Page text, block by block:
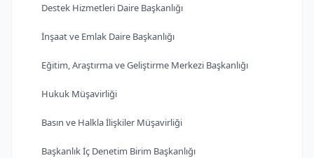
Destek Hizmetleri Daire Başkanlığı
İnşaat ve Emlak Daire Başkanlığı
Eğitim, Araştırma ve Geliştirme Merkezi Başkanlığı
Hukuk Müşavirliği
Basın ve Halkla İlişkiler Müşavirliği
Başkanlık İç Denetim Birim Başkanlığı